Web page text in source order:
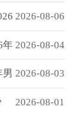
2026-08-06
年 2026-08-04
男 2026-08-03
2026-08-01